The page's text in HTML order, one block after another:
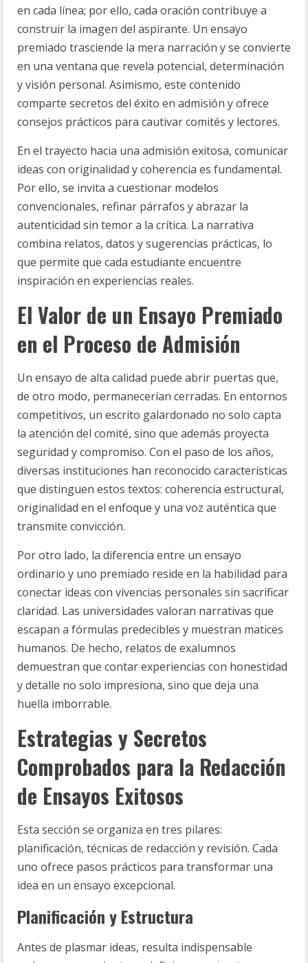
en cada línea; por ello, cada oración contribuye a
construir la imagen del aspirante. Un ensayo
premiado trasciende la mera narración y se convierte
en una ventana que revela potencial, determinación
y visión personal. Asimismo, este contenido
comparte secretos del éxito en admisión y ofrece
consejos prácticos para cautivar comités y lectores.
En el trayecto hacia una admisión exitosa, comunicar
ideas con originalidad y coherencia es fundamental.
Por ello, se invita a cuestionar modelos
convencionales, refinar párrafos y abrazar la
autenticidad sin temor a la crítica. La narrativa
combina relatos, datos y sugerencias prácticas, lo
que permite que cada estudiante encuentre
inspiración en experiencias reales.
El Valor de un Ensayo Premiado
en el Proceso de Admisión
Un ensayo de alta calidad puede abrir puertas que,
de otro modo, permanecerían cerradas. En entornos
competitivos, un escrito galardonado no solo capta
la atención del comité, sino que además proyecta
seguridad y compromiso. Con el paso de los años,
diversas instituciones han reconocido características
que distinguen estos textos: coherencia estructural,
originalidad en el enfoque y una voz auténtica que
transmite convicción.
Por otro lado, la diferencia entre un ensayo
ordinario y uno premiado reside en la habilidad para
conectar ideas con vivencias personales sin sacrificar
claridad. Las universidades valoran narrativas que
escapan a fórmulas predecibles y muestran matices
humanos. De hecho, relatos de exalumnos
demuestran que contar experiencias con honestidad
y detalle no solo impresiona, sino que deja una
huella imborrable.
Estrategias y Secretos
Comprobados para la Redacción
de Ensayos Exitosos
Esta sección se organiza en tres pilares:
planificación, técnicas de redacción y revisión. Cada
uno ofrece pasos prácticos para transformar una
idea en un ensayo excepcional.
Planificación y Estructura
Antes de plasmar ideas, resulta indispensable